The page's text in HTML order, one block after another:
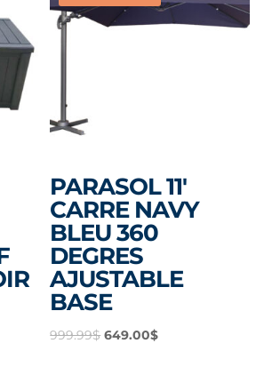
PARASOL 11′
CARRE NAVY
BLEU 360
DEGRES
AJUSTABLE
BASE
999.99$ Le
649.00$Le